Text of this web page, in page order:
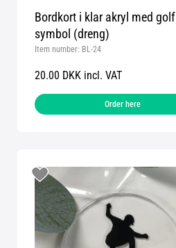
Bordkort i klar akryl med golf
symbol (dreng)
Item number: BL-24
20.00 DKK incl. VAT
Order here